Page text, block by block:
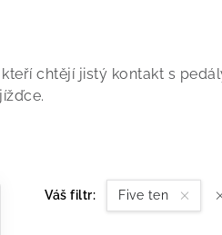
chtějí jistý kontakt s
Váš filtr: Five ten